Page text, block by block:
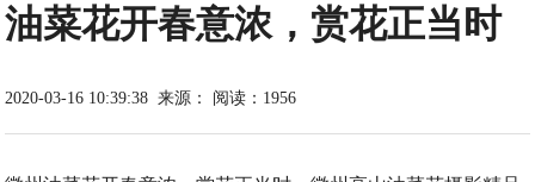
油菜花开春意浓，赏花正当时
2020-03-16 10:39:38 来源： 阅读：1956